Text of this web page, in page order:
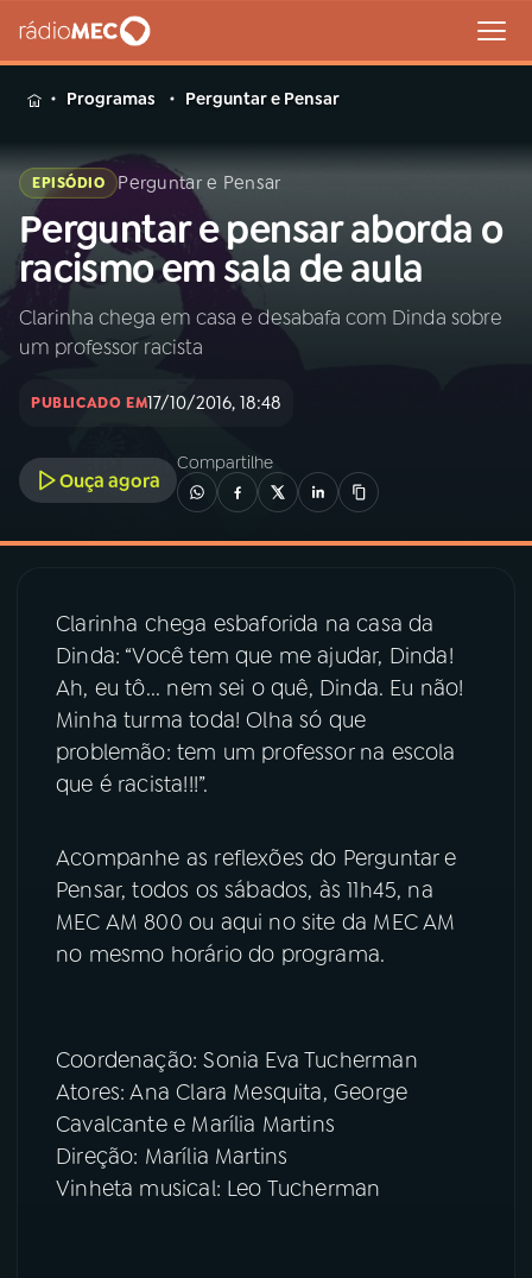
MENU
Buscar
na
Rádio
MEC
Buscar
Início
04PROGRAMAS
05PODCASTS
07ÚLTIMAS
ACOMPANHE A RÁDIO MEC
YouTube Facebook
Instagram
Programas Perguntar e Pensar
EPISÓDIO Perguntar e Pensar
Perguntar e pensar aborda o
racismo em sala de aula
Clarinha chega em casa e desabafa com Dinda sobre
um professor racista
PUBLICADO EM17/10/2016, 18:48
Ouça agora
Compartilhe
Clarinha chega esbaforida na casa da
Dinda: “Você tem que me ajudar, Dinda!
Ah, eu tô... nem sei o quê, Dinda. Eu não!
Minha turma toda! Olha só que
problemão: tem um professor na escola
que é racista!!!”.
Acompanhe as reflexões do Perguntar e
Pensar, todos os sábados, às 11h45, na
MEC AM 800 ou aqui no site da MEC AM
no mesmo horário do programa.
Coordenação: Sonia Eva Tucherman
Atores: Ana Clara Mesquita, George
Cavalcante e Marília Martins
Direção: Marília Martins
Vinheta musical: Leo Tucherman